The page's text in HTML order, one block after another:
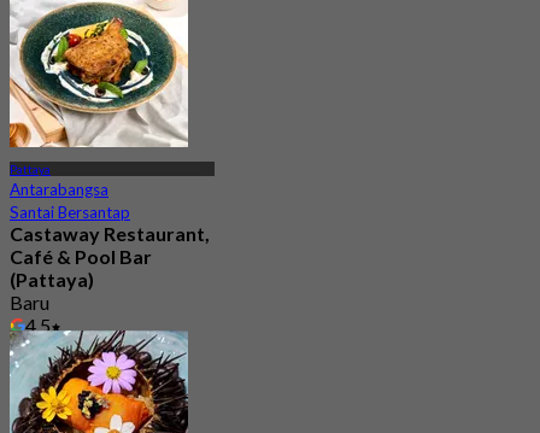
Pattaya
Antarabangsa
Santai Bersantap
Castaway Restaurant,
Café & Pool Bar
(Pattaya)
Baru
4.5
Dari ฿ 499.5